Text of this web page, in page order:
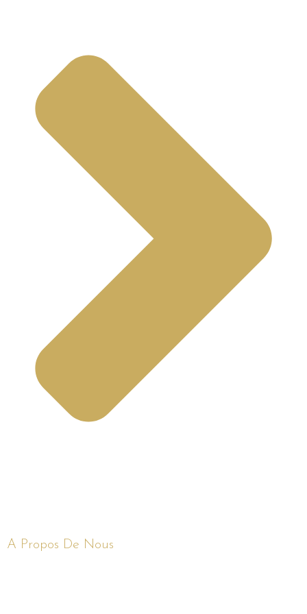
A Propos De Nous